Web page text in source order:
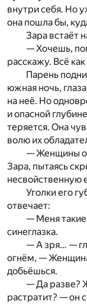
внутри себя. Но
она пошла бы,
Зара встаёт
— Хочешь,
расскажу. Всё
Парень
южная ночь,
на неё. Но
и опасной
теряется. Она
волю их
— Женщины
Зара, пытаясь
несвойственную
Уголки его
отвечает:
— Меня такие
синеглазка.
— А зря… —
огнём, —
добьёшься.
— Да разве?
растратит? — он